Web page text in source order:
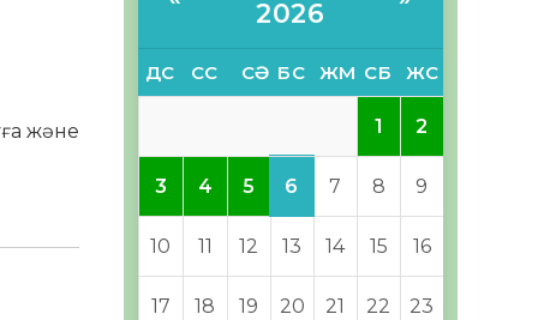
және
2026
ДС СС СӘ БС ЖМ СБ ЖС
1 2
3 4 5 6 7 8 9
10 11 12 13 14 15 16
17 18 19 20 21 22 23